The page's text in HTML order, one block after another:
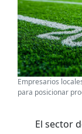
Empresarios
para posicionar
El sector